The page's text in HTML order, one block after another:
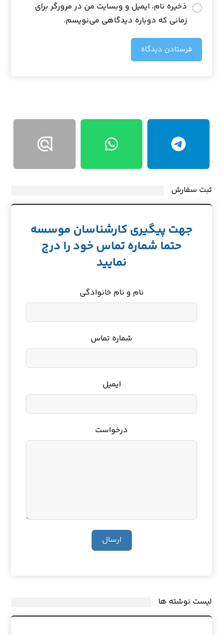
ذخیره نام، ایمیل و وبسایت من در مرورگر برای
زمانی که دوباره دیدگاهی می‌نویسم.
فرستادن دیدگاه
ثبت سفارش
جهت پیگیری کارشناسان موسسه
حتما شماره تماس خود را درج
نمایید
نام و نام خانوادگی
شماره تماس
ایمیل
درخواست
ارسال
لیست نوشته ها